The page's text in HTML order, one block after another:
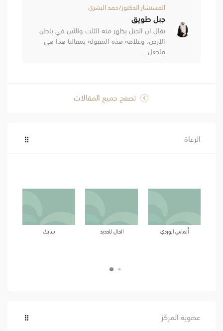
المستشار الدكتور/حمد البشري
جبل طويق
يقال ان الجبل يظهر منه الثلث وثلثين في باطن
الارض، وعلاقة هذه المقولة بمقالنا هذا هي
ماجعل...
تصفح جميع المقالات
الرعاة
ألماس الوردي الحال للحديد سابك
عضوية المركز